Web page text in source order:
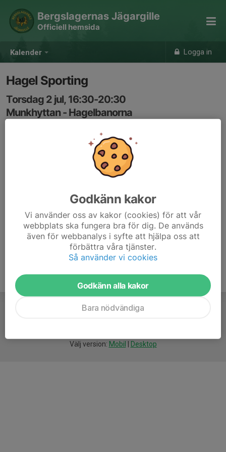
Kalender Logga in
Bergslagernas Jägargille
Officiell hemsida
Hagel Sporting
Torsdag 2 jul, 16:30-20:30
Munkhyttan - Hagelbanorna
Vi hjälps åt att öppna och stänga kastare. Är du ovan så
säg till så visar vi hur det går till.
Välj version: Mobil Desktop
Godkänn kakor
Vi använder oss av kakor (cookies) för att vår
webbplats ska fungera bra för dig. De används
även för webbanalys i syfte att hjälpa oss att
förbättra våra tjänster.
Så använder vi cookies
Godkänn alla kakor
Bara nödvändiga